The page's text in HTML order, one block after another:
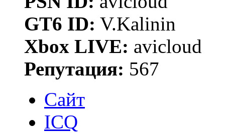
GT6 ID: V.Kalinin
Xbox LIVE: avicloud
Репутация: 567
Сайт
ICQ